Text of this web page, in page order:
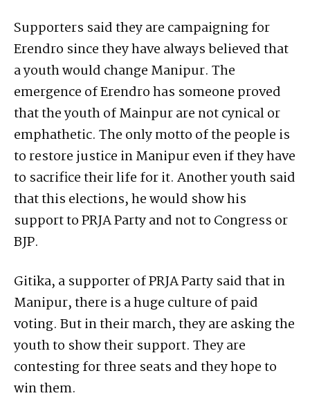
Supporters said they are campaigning for
Erendro since they have always believed that
a youth would change Manipur. The
emergence of Erendro has someone proved
that the youth of Mainpur are not cynical or
emphathetic. The only motto of the people is
to restore justice in Manipur even if they have
to sacrifice their life for it. Another youth said
that this elections, he would show his
support to PRJA Party and not to Congress or
BJP.
Gitika, a supporter of PRJA Party said that in
Manipur, there is a huge culture of paid
voting. But in their march, they are asking the
youth to show their support. They are
contesting for three seats and they hope to
win them.